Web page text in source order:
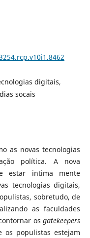
digitais,
socais
as novas tecnologias
política. A nova
estar intima­ mente
tecnologias digitais,
sobretudo, de
as faculdades
osgatekeepers
os populistas estejam